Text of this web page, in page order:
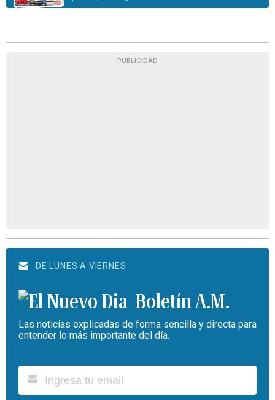
PUBLICIDAD
DE LUNES A VIERNES
Boletín A.M.
Las noticias explicadas de forma sencilla y directa para
entender lo más importante del día.